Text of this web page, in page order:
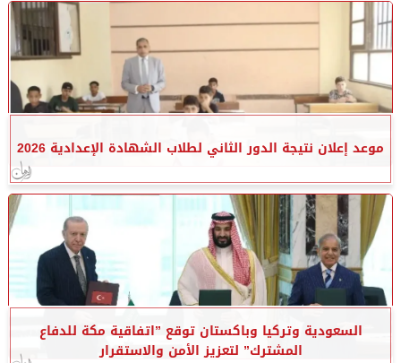
موعد إعلان نتيجة الدور الثاني لطلاب الشهادة الإعدادية 2026
السعودية وتركيا وباكستان توقع ”اتفاقية مكة للدفاع
المشترك” لتعزيز الأمن والاستقرار